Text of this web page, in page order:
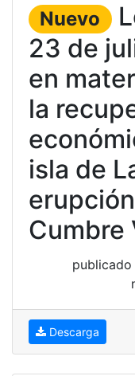
Nuevo
23 de
en
la
isla de
Cumbre
publicado
Descarga